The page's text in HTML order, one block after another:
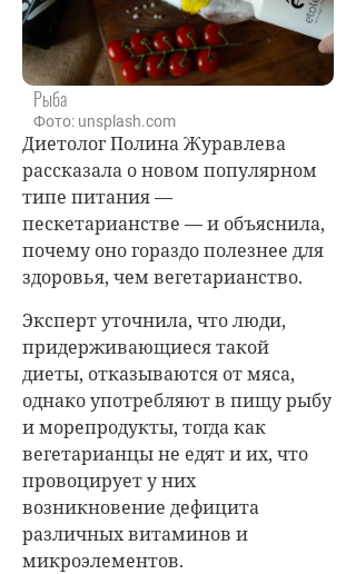
Рыба
Фото: unsplash.com
Диетолог Полина Журавлева
рассказала о новом популярном
типе питания —
пескетарианстве — и объяснила,
почему оно гораздо полезнее для
здоровья, чем вегетарианство.
Эксперт уточнила, что люди,
придерживающиеся такой
диеты, отказываются от мяса,
однако употребляют в пищу рыбу
и морепродукты, тогда как
вегетарианцы не едят и их, что
провоцирует у них
возникновение дефицита
различных витаминов и
микроэлементов.